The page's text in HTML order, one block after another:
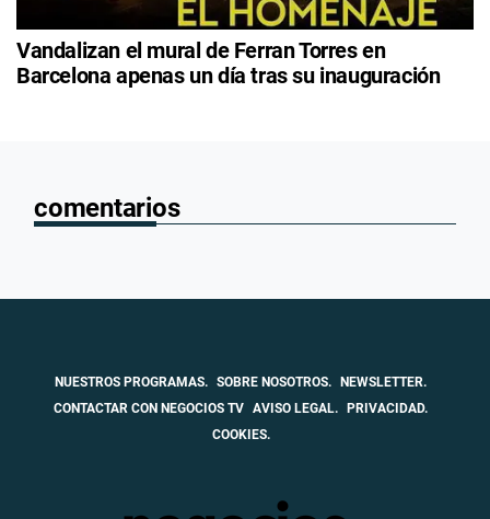
Vandalizan el mural de Ferran Torres en
Barcelona apenas un día tras su inauguración
comentarios
NUESTROS PROGRAMAS. SOBRE NOSOTROS.
NEWSLETTER.
CONTACTAR CON NEGOCIOS TV AVISO LEGAL.
PRIVACIDAD.
COOKIES.